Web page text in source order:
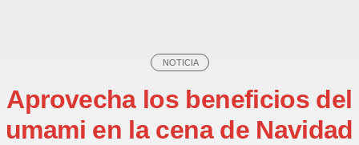
NOTICIA
Aprovecha los beneficios del
umami en la cena de Navidad